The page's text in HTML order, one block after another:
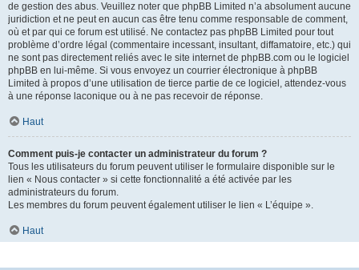
de gestion des abus. Veuillez noter que phpBB Limited n’a absolument aucune
juridiction et ne peut en aucun cas être tenu comme responsable de comment,
où et par qui ce forum est utilisé. Ne contactez pas phpBB Limited pour tout
problème d’ordre légal (commentaire incessant, insultant, diffamatoire, etc.) qui
ne sont pas directement reliés avec le site internet de phpBB.com ou le logiciel
phpBB en lui-même. Si vous envoyez un courrier électronique à phpBB
Limited à propos d’une utilisation de tierce partie de ce logiciel, attendez-vous
à une réponse laconique ou à ne pas recevoir de réponse.
Haut
Comment puis-je contacter un administrateur du forum ?
Tous les utilisateurs du forum peuvent utiliser le formulaire disponible sur le
lien « Nous contacter » si cette fonctionnalité a été activée par les
administrateurs du forum.
Les membres du forum peuvent également utiliser le lien « L’équipe ».
Haut